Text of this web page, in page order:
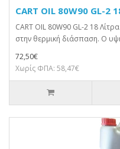
CART OIL 80W90 GL-2
CART OIL 80W90 GL-2 18
στην θερμική διάσπαση. Ο
72,50€
Χωρίς ΦΠΑ: 58,47€